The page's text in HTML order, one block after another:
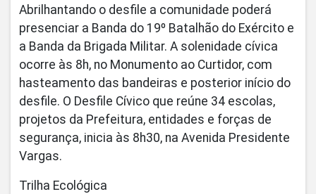
Abrilhantando o desfile a comunidade poderá
presenciar a Banda do 19º Batalhão do Exército e
a Banda da Brigada Militar. A solenidade cívica
ocorre às 8h, no Monumento ao Curtidor, com
hasteamento das bandeiras e posterior início do
desfile. O Desfile Cívico que reúne 34 escolas,
projetos da Prefeitura, entidades e forças de
segurança, inicia às 8h30, na Avenida Presidente
Vargas.
Trilha Ecológica